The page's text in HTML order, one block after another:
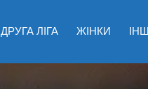
ДРУГА ЛІГА ЖІНКИ